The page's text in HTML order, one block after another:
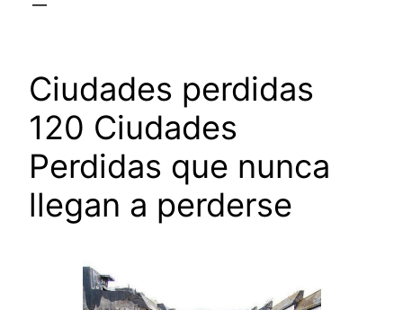
Ciudades perdidas
120 Ciudades
Perdidas que nunca
llegan a perderse